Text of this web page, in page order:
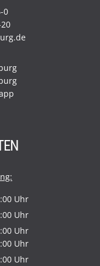
0
Uhr
08:30 bis 12:00 Uhr
Uhr
08:30 bis 12:00 Uhr
Uhr
08:30 bis 12:00 Uhr
Uhr
13:30 bis 15:00 Uhr
Uhr